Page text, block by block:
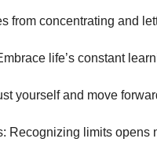
from concentrating and
life’s constant
yourself and move
Recognizing limits opens